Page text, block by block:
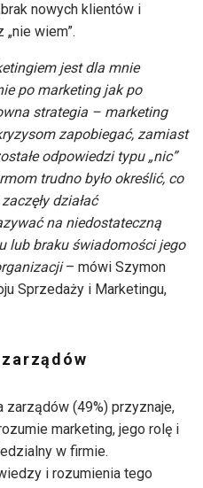
nowych klientów i
„nie wiem”.
jest dla mnie
po marketing jak po
strategia – marketing
zapobiegać, zamiast
odpowiedzi typu „nic”
trudno było określić, co
działać
na niedostateczną
lub braku świadomości jego
– mówi Szymon
Sprzedaży i Marketingu,
zarządów (49%) przyznaje,
marketing, jego rolę i
w firmie.
i rozumienia tego